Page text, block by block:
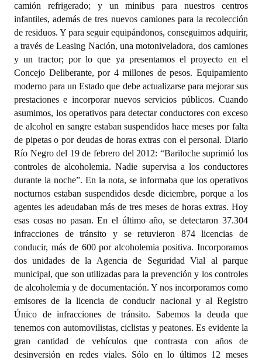
camión refrigerado; y un minibus para nuestros centros
infantiles, además de tres nuevos camiones para la recolección
de residuos. Y para seguir equipándonos, conseguimos adquirir,
a través de Leasing Nación, una motoniveladora, dos camiones
y un tractor; por lo que ya presentamos el proyecto en el
Concejo Deliberante, por 4 millones de pesos. Equipamiento
moderno para un Estado que debe actualizarse para mejorar sus
prestaciones e incorporar nuevos servicios públicos. Cuando
asumimos, los operativos para detectar conductores con exceso
de alcohol en sangre estaban suspendidos hace meses por falta
de pipetas o por deudas de horas extras con el personal. Diario
Río Negro del 19 de febrero del 2012: “Bariloche suprimió los
controles de alcoholemia. Nadie supervisa a los conductores
durante la noche”. En la nota, se informaba que los operativos
nocturnos estaban suspendidos desde diciembre, porque a los
agentes les adeudaban más de tres meses de horas extras. Hoy
esas cosas no pasan. En el último año, se detectaron 37.304
infracciones de tránsito y se retuvieron 874 licencias de
conducir, más de 600 por alcoholemia positiva. Incorporamos
dos unidades de la Agencia de Seguridad Vial al parque
municipal, que son utilizadas para la prevención y los controles
de alcoholemia y de documentación. Y nos incorporamos como
emisores de la licencia de conducir nacional y al Registro
Único de infracciones de tránsito. Sabemos la deuda que
tenemos con automovilistas, ciclistas y peatones. Es evidente la
gran cantidad de vehículos que contrasta con años de
desinversión en redes viales. Sólo en lo últimos 12 meses